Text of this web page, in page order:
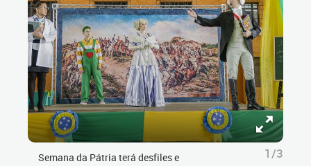
Semana da Pátria terá desfiles e
1/3